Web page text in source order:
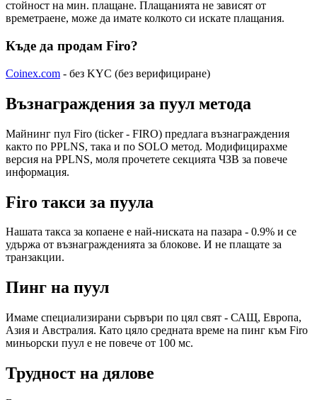
стойност на мин. плащане. Плащанията не зависят от
времетраене, може да имате колкото си искате плащания.
Къде да продам Firo?
Coinex.com - без KYC (без верифициране)
Възнаграждения за пуул метода
Майнинг пул Firo (ticker - FIRO) предлага възнаграждения
както по PPLNS, така и по SOLO метод. Модифицирахме
версия на PPLNS, моля прочетете секцията ЧЗВ за повече
информация.
Firo такси за пуула
Нашата такса за копаене е най-ниската на пазара - 0.9% и се
удържа от възнагражденията за блокове. И не плащате за
транзакции.
Пинг на пуул
Имаме специализирани сървъри по цял свят - САЩ, Европа,
Азия и Австралия. Като цяло средната време на пинг към Firo
миньорски пуул е не повече от 100 мс.
Трудност на дялове